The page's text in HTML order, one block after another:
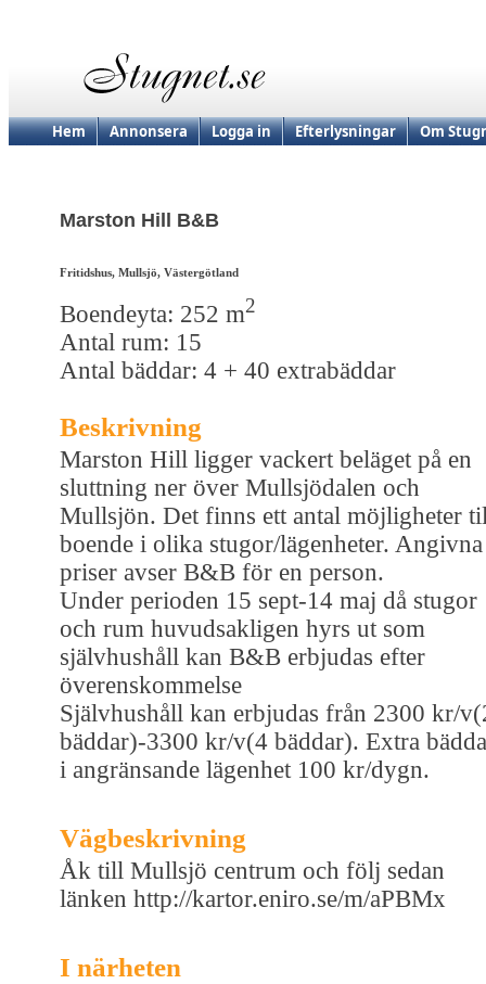
Hem Annonsera Logga in Efterlysningar Om
Marston Hill B&B
Fritidshus, Mullsjö, Västergötland
Boendeyta: 252 m2
Antal rum: 15
Antal bäddar: 4 + 40 extrabäddar
Beskrivning
Marston Hill ligger vackert beläget på en
sluttning ner över Mullsjödalen och
Mullsjön. Det finns ett antal möjligheter
boende i olika stugor/lägenheter. Angivna
priser avser B&B för en person.
Under perioden 15 sept-14 maj då stugor
och rum huvudsakligen hyrs ut som
självhushåll kan B&B erbjudas efter
överenskommelse
Självhushåll kan erbjudas från 2300 kr/
bäddar)-3300 kr/v(4 bäddar). Extra
i angränsande lägenhet 100 kr/dygn.
Vägbeskrivning
Åk till Mullsjö centrum och följ sedan
länken http://kartor.eniro.se/m/aPBMx
I närheten